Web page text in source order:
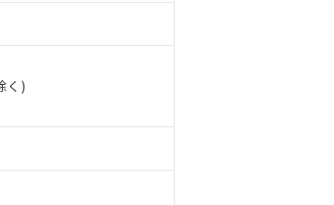
く)
から、特段のことがない限り、2022年1月12日よ